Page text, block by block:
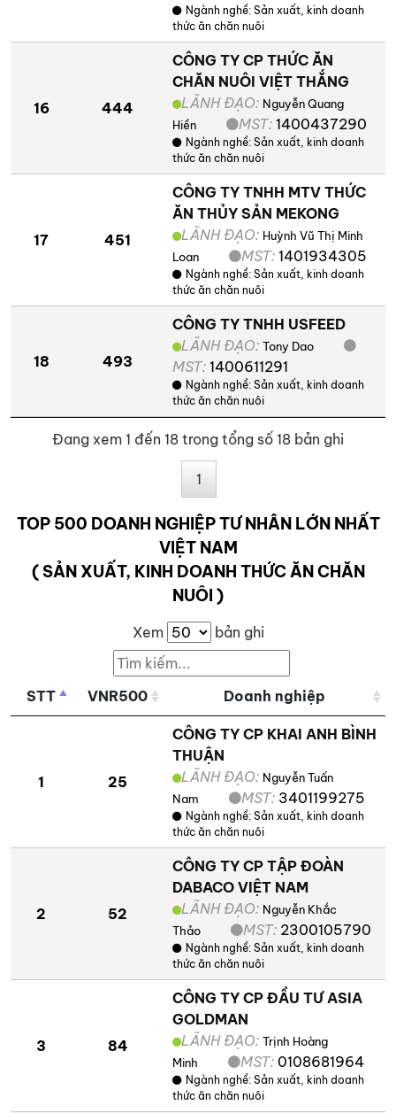
Ngành nghề: Sản xuất, kinh doanh
thức ăn chăn nuôi
16 444
CÔNG TY CP THỨC ĂN
CHĂN NUÔI VIỆT THẮNG
LÃNH ĐẠO: Nguyễn Quang
Hiền
MST: 1400437290
Ngành nghề: Sản xuất, kinh doanh
thức ăn chăn nuôi
17 451
CÔNG TY TNHH MTV THỨC
ĂN THỦY SẢN MEKONG
LÃNH ĐẠO: Huỳnh Vũ Thị Minh
Loan
MST: 1401934305
Ngành nghề: Sản xuất, kinh doanh
thức ăn chăn nuôi
18 493
CÔNG TY TNHH USFEED
LÃNH ĐẠO: Tony Dao
MST: 1400611291
Ngành nghề: Sản xuất, kinh doanh
thức ăn chăn nuôi
Đang xem 1 đến 18 trong tổng số 18 bản ghi
1
TOP 500 DOANH NGHIỆP TƯ NHÂN LỚN NHẤT
VIỆT NAM
( SẢN XUẤT, KINH DOANH THỨC ĂN CHĂN
NUÔI )
Xem bản ghi
STT VNR500 Doanh nghiệp
1 25
CÔNG TY CP KHAI ANH BÌNH
THUẬN
LÃNH ĐẠO: Nguyễn Tuấn
Nam
MST: 3401199275
Ngành nghề: Sản xuất, kinh doanh
thức ăn chăn nuôi
2 52
CÔNG TY CP TẬP ĐOÀN
DABACO VIỆT NAM
LÃNH ĐẠO: Nguyễn Khắc
Thảo
MST: 2300105790
Ngành nghề: Sản xuất, kinh doanh
thức ăn chăn nuôi
3 84
CÔNG TY CP ĐẦU TƯ ASIA
GOLDMAN
LÃNH ĐẠO: Trịnh Hoàng
Minh
MST: 0108681964
Ngành nghề: Sản xuất, kinh doanh
thức ăn chăn nuôi